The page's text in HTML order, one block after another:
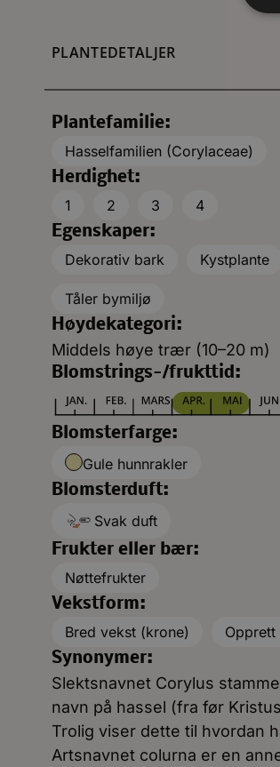
PLANTEDETALJER
Plantefamilie:
Hasselfamilien (Corylaceae)
Herdighet:
1
2 3
4
Egenskaper:
Dekorativ bark
Kystplante
Tåler bymiljø
Høydekategori:
Middels høye trær (10–20 m)
Blomstrings-/frukttid:
Blomsterfarge:
Gule hunnrakler
Blomsterduft:
Svak duft
Frukter eller bær:
Nøttefrukter
Vekstform:
Bred vekst (krone)
Opprett
Synonymer:
Slektsnavnet Corylus
navn på hassel (fra før
Trolig viser dette til hvordan
Artsnavnet colurna er en